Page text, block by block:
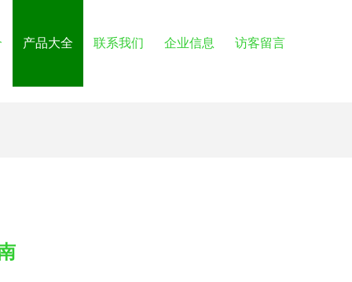
产品大全 联系我们 企业信息 访客留言